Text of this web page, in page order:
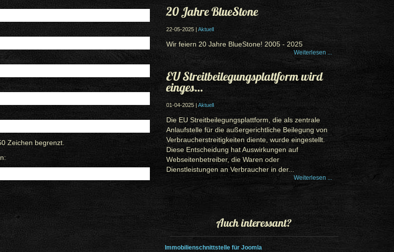
Zeichen begrenzt.
20 Jahre BlueStone
22-05-2025 | Aktuell
Wir feiern 20 Jahre BlueStone! 2005 - 2025
Weiterlesen ...
EU Streitbeilegungsplattform wird
einges…
01-04-2025 | Aktuell
Die EU Streitbeilegungsplattform, die als zentrale
Anlaufstelle für die außergerichtliche Beilegung von
Verbraucherstreitigkeiten diente, wurde eingestellt.
Diese Entscheidung hat Auswirkungen auf
Webseitenbetreiber, die Waren oder
Dienstleistungen an Verbraucher in der...
Weiterlesen ...
Auch interessant?
Immobilienschnittstelle für Joomla